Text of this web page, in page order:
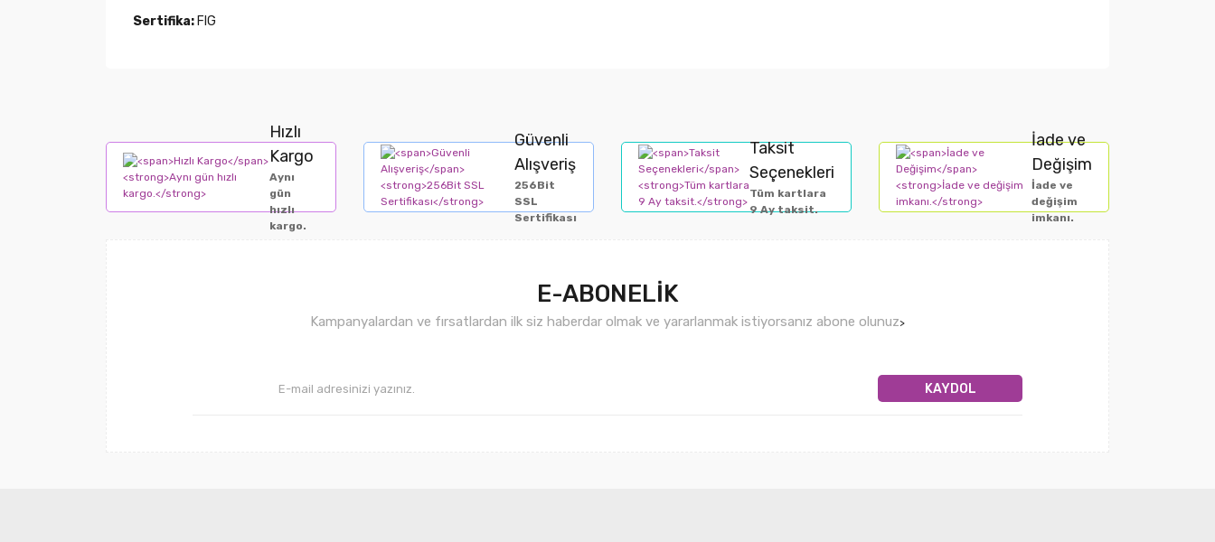
Sertifika: FIG
Hızlı
Kargo
Aynı
gün
hızlı
kargo.
Güvenli
Alışveriş
256Bit
SSL
Sertifikası
Taksit
Seçenekleri
Tüm kartlara
9 Ay taksit.
İade ve
Değişim
İade ve
değişim
imkanı.
E-ABONELİK
Kampanyalardan ve fırsatlardan ilk siz haberdar olmak ve yararlanmak istiyorsanız abone olunuz>
KAYDOL